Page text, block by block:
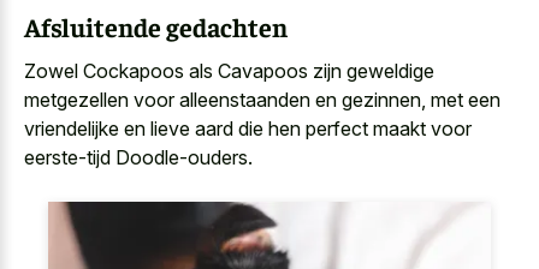
Afsluitende gedachten
Zowel Cockapoos als Cavapoos zijn geweldige
metgezellen voor alleenstaanden en gezinnen, met een
vriendelijke en lieve aard die hen perfect maakt voor
eerste-tijd Doodle-ouders.